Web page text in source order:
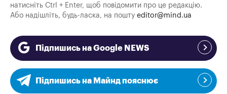
натисніть Ctrl + Enter, щоб повідомити про це редакцію.
Або надішліть, будь-ласка, на пошту editor@mind.ua
Підпишись на Google NEWS
Підпишись на Майнд пояснює